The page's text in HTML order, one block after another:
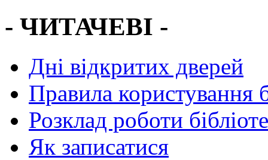
- ЧИТАЧЕВІ -
Дні відкритих дверей
Правила користування
Розклад роботи
Як записатися